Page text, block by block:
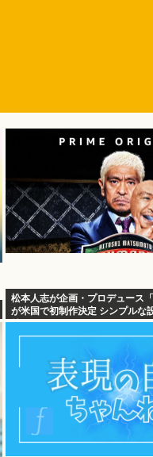
松本人志が企画・プロデュース
が米国で初制作決定 シンプルな
持